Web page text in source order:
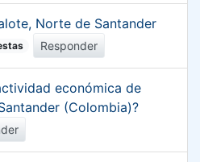
Norte de Santander
Responder
económica de
(Colombia)?